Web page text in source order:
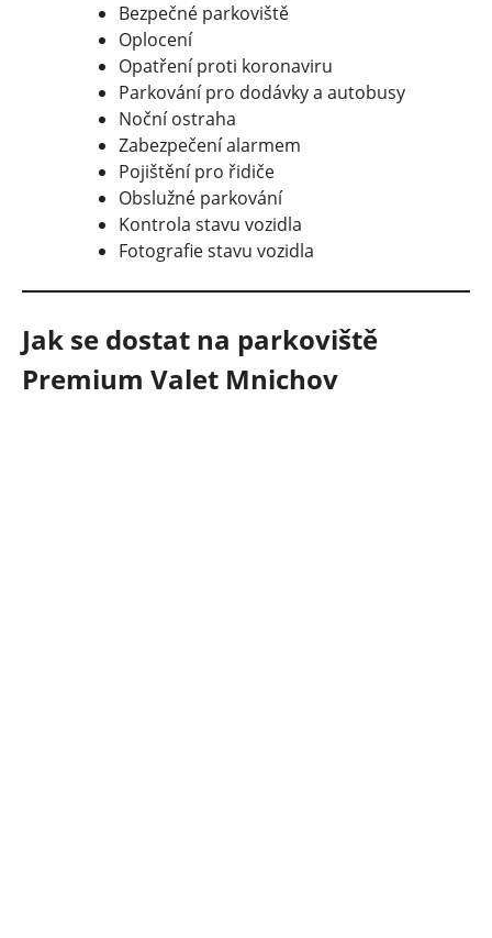
Bezpečné parkoviště
Oplocení
Opatření proti koronaviru
Parkování pro dodávky a autobusy
Noční ostraha
Zabezpečení alarmem
Pojištění pro řidiče
Obslužné parkování
Kontrola stavu vozidla
Fotografie stavu vozidla
Jak se dostat na parkoviště
Premium Valet Mnichov